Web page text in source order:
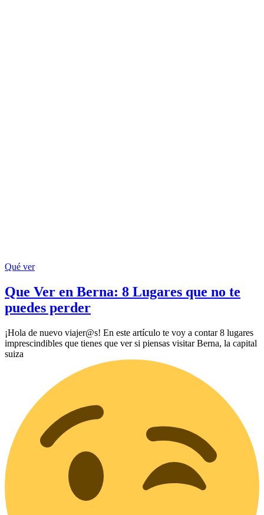
Qué ver
Que Ver en Berna: 8 Lugares que no te
puedes perder
¡Hola de nuevo viajer@s! En este artículo te voy a contar 8 lugares
imprescindibles que tienes que ver si piensas visitar Berna, la capital
suiza